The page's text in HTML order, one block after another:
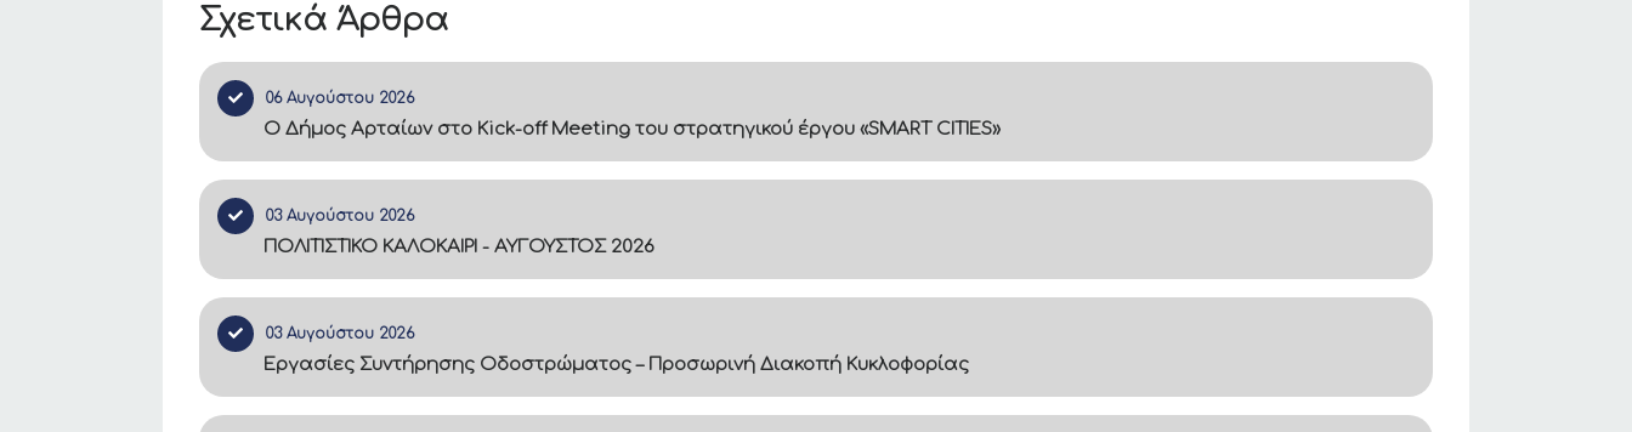
Σχετικά Άρθρα
06 Αυγούστου 2026
Ο Δήμος Αρταίων στο Kick-off Meeting του στρατηγικού έργου «SMART CITIES»
03 Αυγούστου 2026
ΠΟΛΙΤΙΣΤΙΚΟ ΚΑΛΟΚΑΙΡΙ - ΑΥΓΟΥΣΤΟΣ 2026
03 Αυγούστου 2026
Εργασίες Συντήρησης Οδοστρώματος – Προσωρινή Διακοπή Κυκλοφορίας